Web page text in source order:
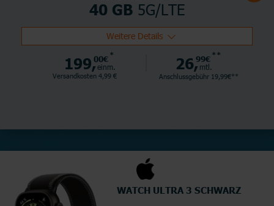
40 GB 5G/LTE
Weitere Details
199,00€ *
einm.
Versandkosten 4,99 €
26,99€ **
mtl.
Anschlussgebühr 19,99€**
WATCH ULTRA 3 SCHWARZ